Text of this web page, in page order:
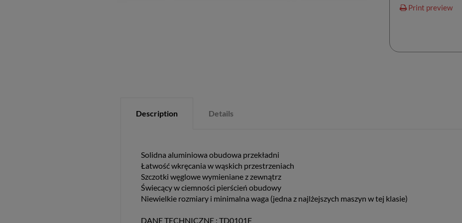
Print preview
Description Details
Solidna aluminiowa obudowa przekładni
Łatwość wkręcania w wąskich przestrzeniach
Szczotki węglowe wymieniane z zewnątrz
Świecący w ciemności pierścień obudowy
Niewielkie rozmiary i minimalna waga (jedna z najlżejszych maszyn w tej klasie)
DANE TECHNICZNE : TD0101F